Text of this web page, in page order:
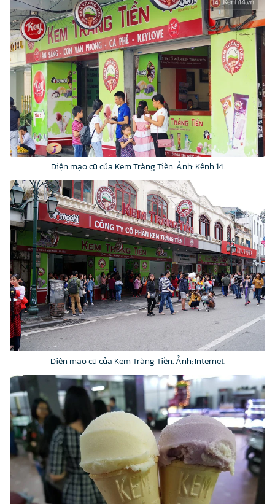
Diện mạo cũ của Kem Tràng Tiền. Ảnh: Kênh 14.
Diện mạo cũ của Kem Tràng Tiền. Ảnh: Internet.